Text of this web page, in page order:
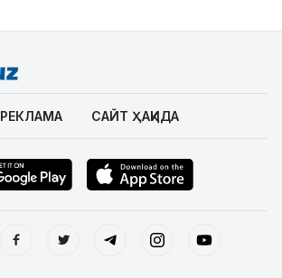
РЕКЛАМА САЙТ ҲАҚИДА